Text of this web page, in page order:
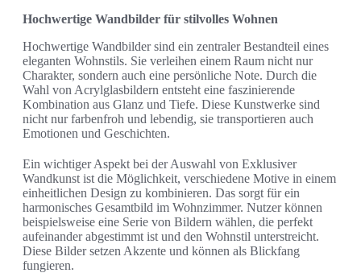
Hochwertige Wandbilder für stilvolles Wohnen
Hochwertige Wandbilder sind ein zentraler Bestandteil eines
eleganten Wohnstils. Sie verleihen einem Raum nicht nur
Charakter, sondern auch eine persönliche Note. Durch die
Wahl von Acrylglasbildern entsteht eine faszinierende
Kombination aus Glanz und Tiefe. Diese Kunstwerke sind
nicht nur farbenfroh und lebendig, sie transportieren auch
Emotionen und Geschichten.
Ein wichtiger Aspekt bei der Auswahl von Exklusiver
Wandkunst ist die Möglichkeit, verschiedene Motive in einem
einheitlichen Design zu kombinieren. Das sorgt für ein
harmonisches Gesamtbild im Wohnzimmer. Nutzer können
beispielsweise eine Serie von Bildern wählen, die perfekt
aufeinander abgestimmt ist und den Wohnstil unterstreicht.
Diese Bilder setzen Akzente und können als Blickfang
fungieren.